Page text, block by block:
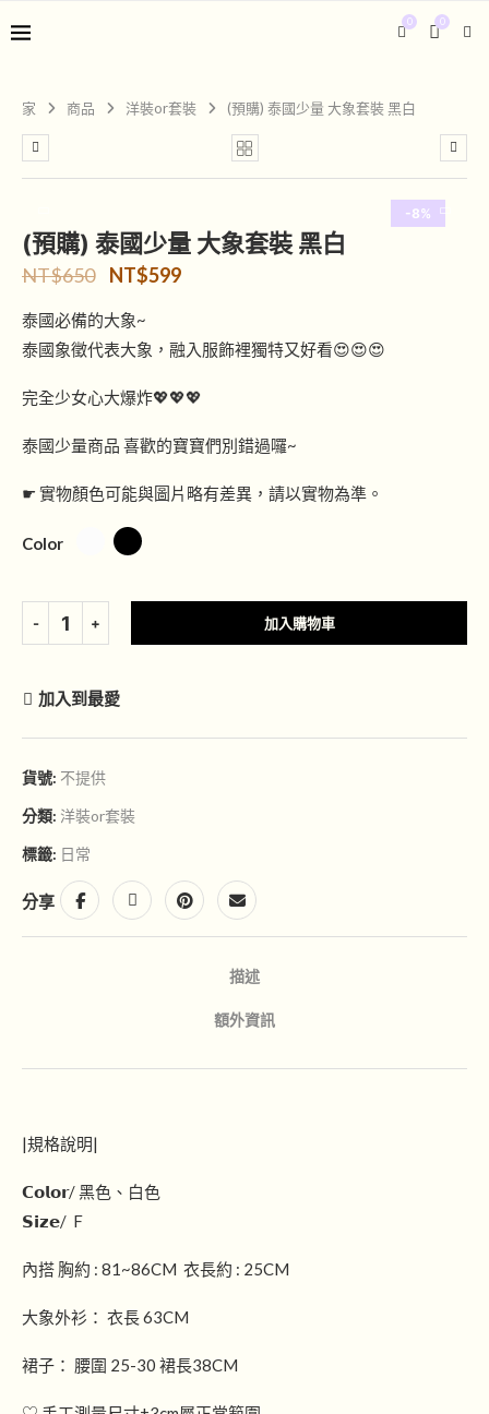
0
0
家 商品 洋裝or套裝 (預購) 泰國少量 大象套裝 黑白
-8%
(預購) 泰國少量 大象套裝 黑白
NT$650 NT$599
泰國必備的大象~
泰國象徵代表大象，融入服飾裡獨特又好看😍😍😍
完全少女心大爆炸💖💖💖
泰國少量商品 喜歡的寶寶們別錯過囉~
☛ 實物顏色可能與圖片略有差異，請以實物為準。
Color
加入購物車
加入到最愛
貨號: 不提供
分類: 洋裝or套裝
標籤: 日常
分享
描述
額外資訊
|規格說明|
𝗖𝗼𝗹𝗼𝗿/ 黑色、白色
𝗦𝗶𝘇𝗲/ F
內搭 胸約 : 81~86CM 衣長約 : 25CM
大象外衫： 衣長 63CM
裙子： 腰圍 25-30 裙長38CM